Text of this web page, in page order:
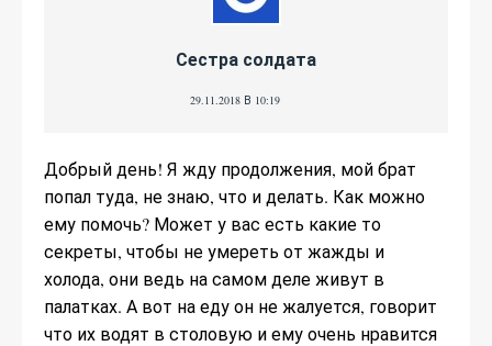
Сестра солдата
29.11.2018 В 10:19
Добрый день! Я жду продолжения, мой брат
попал туда, не знаю, что и делать. Как можно
ему помочь? Может у вас есть какие то
секреты, чтобы не умереть от жажды и
холода, они ведь на самом деле живут в
палатках. А вот на еду он не жалуется, говорит
что их водят в столовую и ему очень нравится